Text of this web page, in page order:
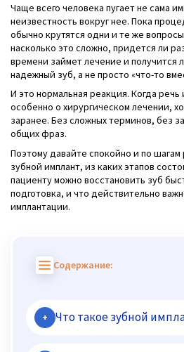
Чаще всего человека пугает не сама
неизвестность вокруг нее. Пока
обычно крутятся одни и те же
насколько это сложно, придется ли
времени займет лечение и получится
надежный зуб, а не просто «что-то
И это нормальная реакция. Когда
особенно о хирургическом лечении,
заранее. Без сложных терминов, без
общих фраз.
Поэтому давайте спокойно и по шагам
зубной имплант, из каких этапов
пациенту можно восстановить зуб
подготовка, и что действительно
имплантации.
Содержание:
+ Что такое зубной